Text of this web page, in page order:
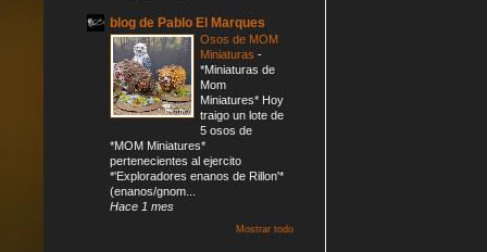
blog de Pablo El Marques
Osos de MOM
Miniaturas -
*Miniaturas de
Mom
Miniatures* Hoy
traigo un lote de
5 osos de
*MOM Miniatures*
pertenecientes al ejercito
*'Exploradores enanos de Rillon'*
(enanos/gnom...
Hace 1 mes
Mostrar todo